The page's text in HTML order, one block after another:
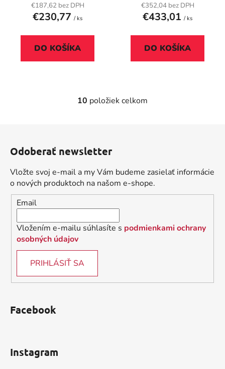
€187,62 bez DPH
€230,77 / ks
DO KOŠÍKA
€352,04 bez DPH
€433,01 / ks
DO KOŠÍKA
O
d
c
i
e
p
v
p
10 položiek celkom
Odoberať newsletter
Vložte svoj e-mail a my Vám budeme zasielať informácie
o nových produktoch na našom e-shope.
Email
Vložením e-mailu súhlasíte s podmienkami ochrany
osobných údajov
PRIHLÁSIŤ SA
Facebook
Instagram